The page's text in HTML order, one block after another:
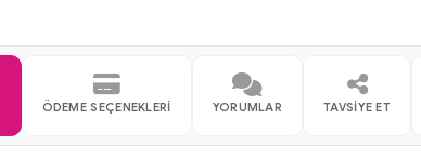
ÖDEME SEÇENEKLERI YORUMLAR TAVSIYE ET